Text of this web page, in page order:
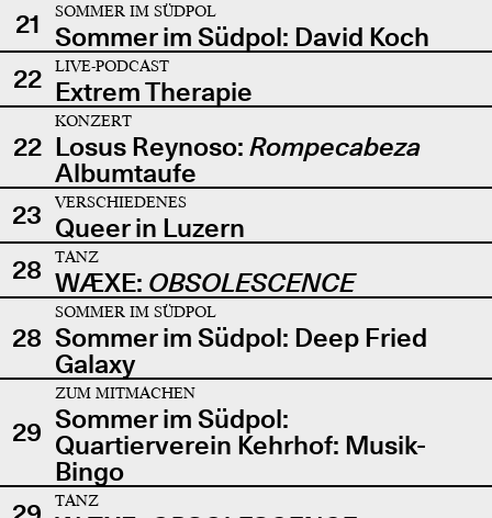
21
SOMMER IM SÜDPOL
Sommer im Südpol: David Koch
22
LIVE-PODCAST
Extrem Therapie
22
KONZERT
Losus Reynoso: Rompecabeza
Albumtaufe
23
VERSCHIEDENES
Queer in Luzern
28
TANZ
WÆXE: OBSOLESCENCE
28
SOMMER IM SÜDPOL
Sommer im Südpol: Deep Fried
Galaxy
29
ZUM MITMACHEN
Sommer im Südpol:
Quartierverein Kehrhof: Musik-
Bingo
TANZ